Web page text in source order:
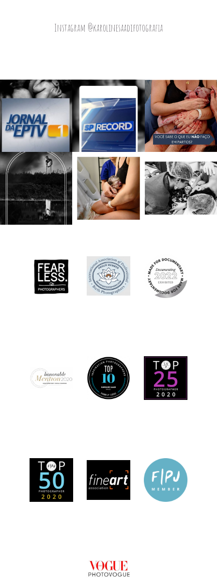
Instagram @karolinesaadifotografia